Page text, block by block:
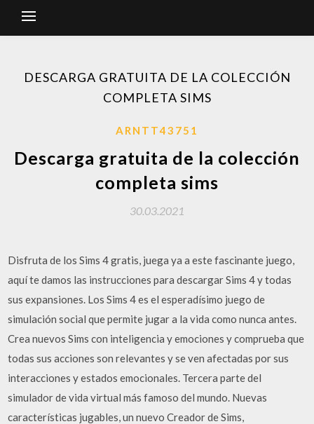
DESCARGA GRATUITA DE LA COLECCIÓN
COMPLETA SIMS
ARNTT43751
Descarga gratuita de la colección
completa sims
30.03.2021
Disfruta de los Sims 4 gratis, juega ya a este fascinante juego,
aquí te damos las instrucciones para descargar Sims 4 y todas
sus expansiones. Los Sims 4 es el esperadísimo juego de
simulación social que permite jugar a la vida como nunca antes.
Crea nuevos Sims con inteligencia y emociones y comprueba que
todas sus acciones son relevantes y se ven afectadas por sus
interacciones y estados emocionales. Tercera parte del
simulador de vida virtual más famoso del mundo. Nuevas
características jugables, un nuevo Creador de Sims,